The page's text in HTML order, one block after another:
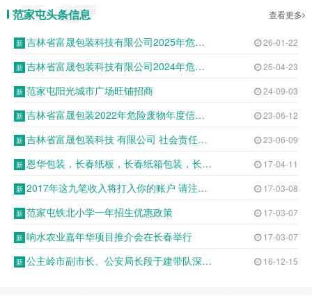
范家屯头条信息 查看更多
吉林省富晟包装科技有限公司2025年危险废物申报年度报告表 26-01-22
吉林省富晟包装科技有限公司2024年危险废物年报公示 25-04-23
范家屯阳光城市广场旺铺招商 24-09-03
吉林省富晟包装2022年危险废物年度信息公开表 23-06-12
吉林省富晟包装科技 有限公司 社会责任报告 23-06-09
恩华包装，长春纸板，长春纸箱包装，长春纸箱定制，长春纸板包装，纸箱包装箱 17-04-11
2017年这九笔收入将打入你的账户 请注意查收 17-03-08
范家屯铁北小学一年招生优惠政策 17-03-07
响水农业嘉年华项目推介会在长春举行 17-03-07
公主岭市副市长、公安局长段于建带队深入基层派出所开展调研座谈 16-12-15